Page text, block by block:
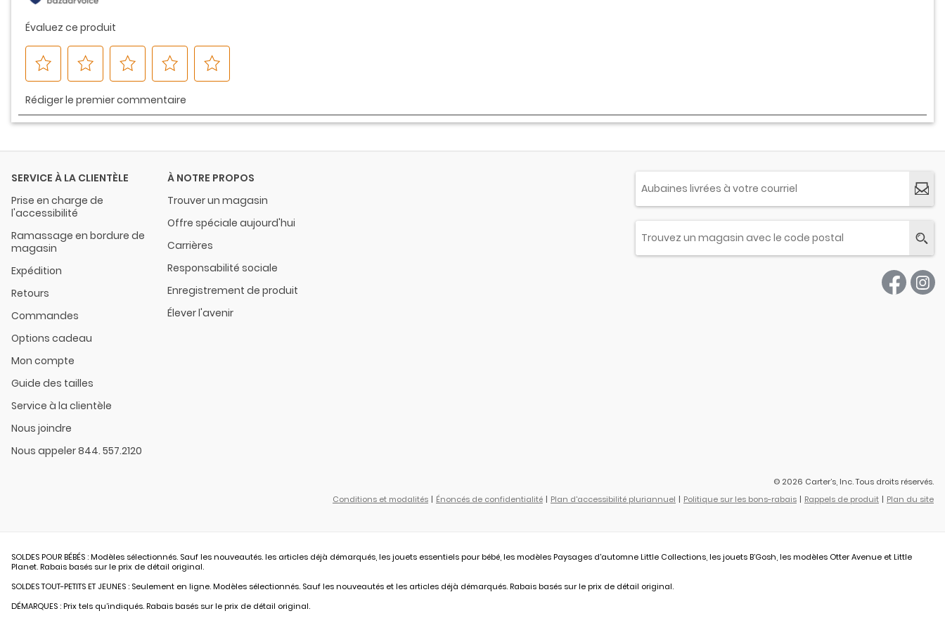
SERVICE À LA CLIENTÈLE
Prise en charge de
l'accessibilité
Ramassage en bordure de
magasin
Expédition
Retours
Commandes
Options cadeau
Mon compte
Guide des tailles
Service à la clientèle
Nous joindre
Nous appeler 844. 557.2120
À NOTRE PROPOS
Trouver un magasin
Offre spéciale aujourd'hui
Carrières
Responsabilité sociale
Enregistrement de produit
Élever l'avenir
© 2026 Carter’s, Inc. Tous droits réservés.
Conditions et modalités
Énoncés de confidentialité Plan d'accessibilité pluriannuel Politique sur les bons-rabais Rappels de produit Plan du site
SOLDES POUR BÉBÉS : Modèles sélectionnés. Sauf les nouveautés. les articles déjà démarqués, les jouets essentiels pour bébé, les modèles Paysages d'automne Little Collections, les jouets B’Gosh, les modèles Otter Avenue et Little
Planet. Rabais basés sur le prix de détail original.
SOLDES TOUT-PETITS ET JEUNES : Seulement en ligne. Modèles sélectionnés. Sauf les nouveautés et les articles déjà démarqués. Rabais basés sur le prix de détail original.
DÉMARQUES : Prix tels qu’indiqués. Rabais basés sur le prix de détail original.